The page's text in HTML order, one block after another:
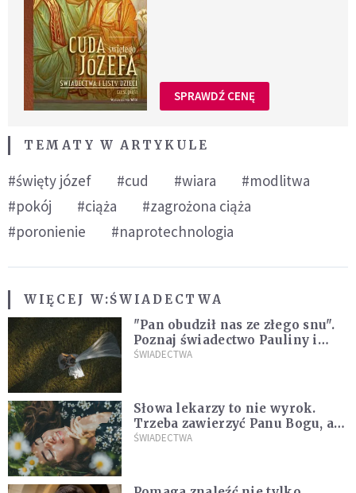
SPRAWDŹ CENĘ
TEMATY W ARTYKULE
#święty józef #cud #wiara
#modlitwa
#pokój
#ciąża
#zagrożona ciąża
#poronienie
#naprotechnologia
WIĘCEJ W:ŚWIADECTWA
"Pan obudził nas ze złego snu".
Poznaj świadectwo Pauliny i
Marcina, którzy są razem dzięki
ŚWIADECTWA
Słowa lekarzy to nie wyrok.
Trzeba zawierzyć Panu Bogu, a
On wszystkim się zajmie
ŚWIADECTWA